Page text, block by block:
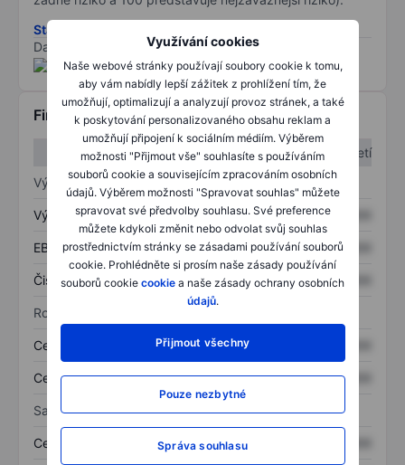
Využívání cookies
Naše webové stránky používají soubory cookie k tomu,
aby vám nabídly lepší zážitek z prohlížení tím, že
umožňují, optimalizují a analyzují provoz stránek, a také
k poskytování personalizovaného obsahu reklam a
umožňují připojení k sociálním médiím. Výběrem
možnosti "Přijmout vše" souhlasíte s používáním
souborů cookie a souvisejícím zpracováním osobních
údajů. Výběrem možnosti "Spravovat souhlas" můžete
spravovat své předvolby souhlasu. Své preference
můžete kdykoli změnit nebo odvolat svůj souhlas
prostřednictvím stránky se zásadami používání souborů
cookie. Prohlédněte si prosím naše zásady používání
souborů cookie cookie a naše zásady ochrany osobních
údajů.
Přijmout všechny
Pouze nezbytné
Správa souhlasu
Stáhněte si metodiku rizik ESG
Data poskytnuta od
/
Finanční informace
1. čtvrtletí
2. čtvrtletí
Výkaz zisku a ztráty
Výnos XXXXXXX XXXXXXX
EBITDA XXXXXXX XXXXXXX
Čistý příjem XXXXXXX XXXXXXX
Rozvaha
Celková aktiva XXXXXXX
Celkový dluh XXXXXXX XXXXXXX
Sazby
Cena/tržby XXXXXXX